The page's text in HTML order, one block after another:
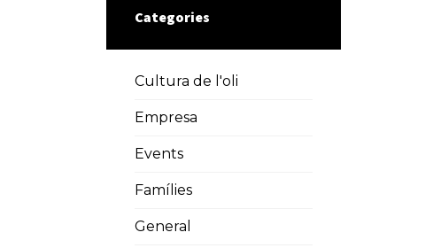
Categories
Cultura de l'oli
Empresa
Events
Famílies
General